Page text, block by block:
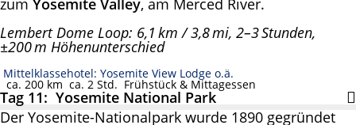
Lembert Dome Loop: 6,1 km / 3,8 mi, 2–3 Stunden,
±200 m Höhenunterschied
Mittelklassehotel: Yosemite View Lodge o.ä.
ca. 200 km ca. 2 Std. Frühstück & Mittagessen
Tag 11: Yosemite National Park
Der Yosemite-Nationalpark wurde 1890 gegründet